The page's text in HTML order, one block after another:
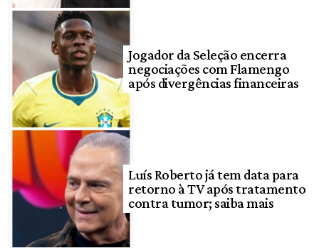
Jogador da Seleção encerra
negociações com Flamengo
após divergências financeiras
Luís Roberto já tem data para
retorno à TV após tratamento
contra tumor; saiba mais